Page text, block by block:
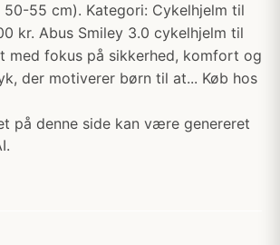
50-55 cm). Kategori: Cykelhjelm til
kr. Abus Smiley 3.0 cykelhjelm til
med fokus på sikkerhed, komfort og
der motiverer børn til at... Køb hos
på denne side kan være genereret